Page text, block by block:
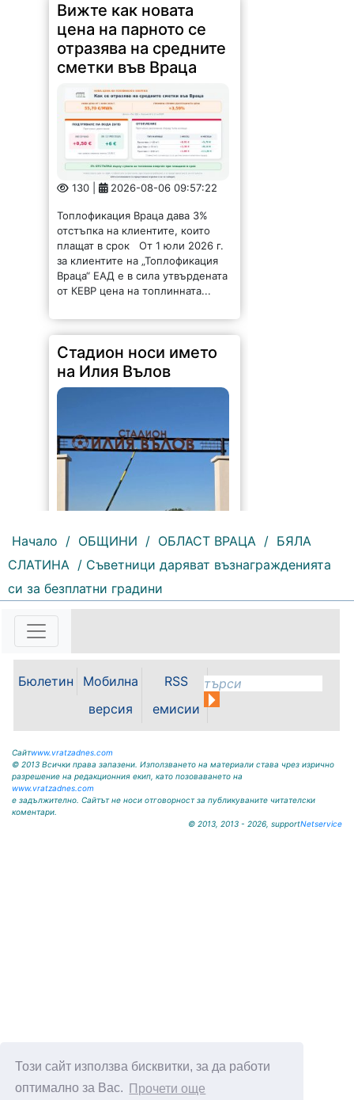
Този сайт използва бисквитки, за да работи
оптимално за Вас.
Прочети още
Вижте как новата
цена на парното се
отразява на средните
сметки във Враца
130 | 2026-08-06 09:57:22
Топлофикация Враца дава 3%
отстъпка на клиентите, които
плащат в срок От 1 юли 2026 г.
за клиентите на „Топлофикация
Враца“ ЕАД е в сила утвърдената
от КЕВР цена на топлинната...
Стадион носи името
на Илия Вълов
144 | 2026-08-06 09:55:43
С футболна среща между
Кнежа/ и "Ботев" /Враца/ ще
бъде открит градския стадион в
Кнежа. Спортното съоръжение
носи името на легендарния
вратар от близкото минало
Начало / ОБЩИНИ / ОБЛАСТ ВРАЦА / БЯЛА
СЛАТИНА / Съветници даряват възнагражденията
си за безплатни градини
Бюлетин
Мобилна
версия
RSS
емисии
Сайтwww.vratzadnes.com
© 2013 Всички права запазени. Използването на материали става чрез изрично
разрешение на редакционния екип, като позоваването на
www.vratzadnes.com
е задължително. Сайтът не носи отговорност за публикуваните читателски
коментари.
© 2013, 2013 - 2026, supportNetservice